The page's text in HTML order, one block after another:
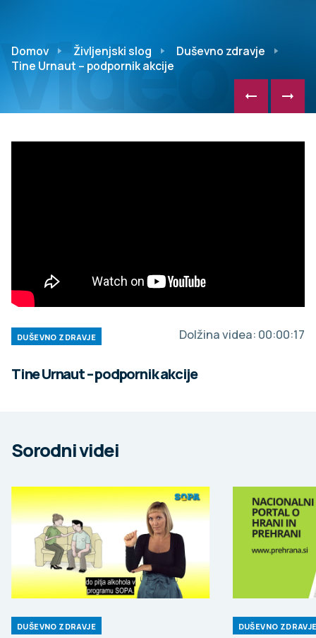
Video
Domov Življenjski slog
Duševno zdravje
Tine Urnaut – podpornik akcije
DUŠEVNO ZDRAVJE Dolžina videa: 00:00:17
Tine Urnaut – podpornik akcije
Sorodni videi
DUŠEVNO ZDRAVJE DUŠEVNO